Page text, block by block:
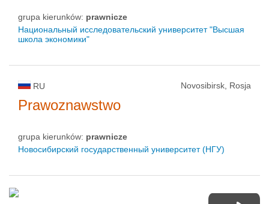
grupa kierunków: prawnicze
Национальный исследовательский университет "Высшая
школа экономики"
RU Novosibirsk, Rosja
Prawoznawstwo
grupa kierunków: prawnicze
Новосибирский государственный университет (НГУ)